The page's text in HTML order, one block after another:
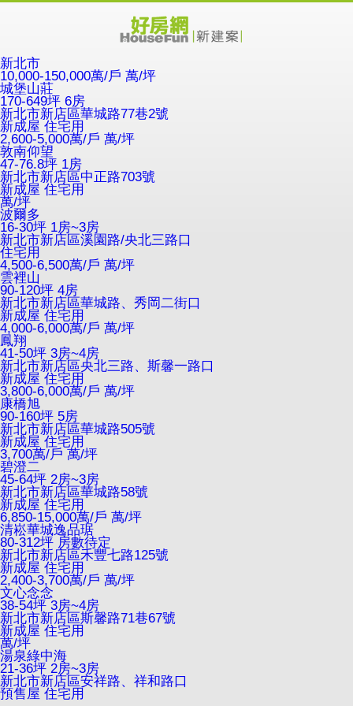
新北市
10,000-150,000萬/戶 萬/坪
城堡山莊
170-649坪 6房
新北市新店區華城路77巷2號
新成屋 住宅用
2,600-5,000萬/戶 萬/坪
敦南仰望
47-76.8坪 1房
新北市新店區中正路703號
新成屋 住宅用
萬/坪
波爾多
16-30坪 1房~3房
新北市新店區溪園路/央北三路口
住宅用
4,500-6,500萬/戶 萬/坪
雲裡山
90-120坪 4房
新北市新店區華城路、秀岡二街口
新成屋 住宅用
4,000-6,000萬/戶 萬/坪
鳳翔
41-50坪 3房~4房
新北市新店區央北三路、斯馨一路口
新成屋 住宅用
3,800-6,000萬/戶 萬/坪
康橋旭
90-160坪 5房
新北市新店區華城路505號
新成屋 住宅用
3,700萬/戶 萬/坪
碧澄二
45-64坪 2房~3房
新北市新店區華城路58號
新成屋 住宅用
6,850-15,000萬/戶 萬/坪
清崧華城逸品琚
80-312坪 房數待定
新北市新店區禾豐七路125號
新成屋 住宅用
2,400-3,700萬/戶 萬/坪
文心念念
38-54坪 3房~4房
新北市新店區斯馨路71巷67號
新成屋 住宅用
萬/坪
湯泉綠中海
21-36坪 2房~3房
新北市新店區安祥路、祥和路口
預售屋 住宅用